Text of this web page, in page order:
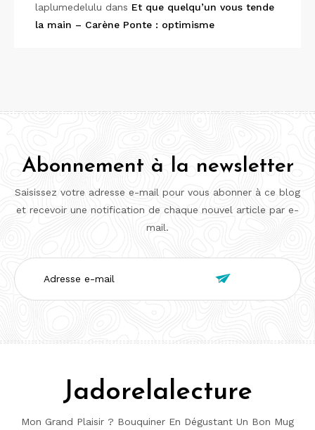
laplumedelulu dans Et que quelqu’un vous tende
la main – Carène Ponte : optimisme
Abonnement à la newsletter
Saisissez votre adresse e-mail pour vous abonner à ce blog
et recevoir une notification de chaque nouvel article par e-
mail.
Adresse
e-
mail

Jadorelalecture
Mon Grand Plaisir ? Bouquiner En Dégustant Un Bon Mug